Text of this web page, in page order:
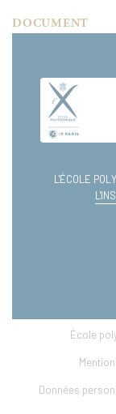
DOCUMENT
L'ÉCOLE
École
Données